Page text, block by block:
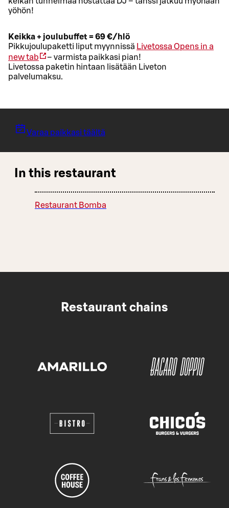
yöhön!
Keikka + joulubuffet = 69 €/hlö
Pikkujoulupaketti liput myynnissä Livetossa Opens in a
new tab
– varmista paikkasi pian!
Livetossa paketin hintaan lisätään Liveton
palvelumaksu.
Varaa paikkasi täältä
In this restaurant
Restaurant Bomba
Restaurant chains